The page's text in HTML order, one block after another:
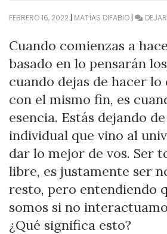
FEBRERO 16, 2022 | MATÍAS DIFABIO |
Cuando comienzas a
basado en lo pensarán
cuando dejas de hacer lo
con el mismo fin, es
esencia. Estás dejando
individual que vino al
dar lo mejor de vos. Ser
libre, es justamente ser
resto, pero entendiendo
somos si no
¿Qué significa esto?